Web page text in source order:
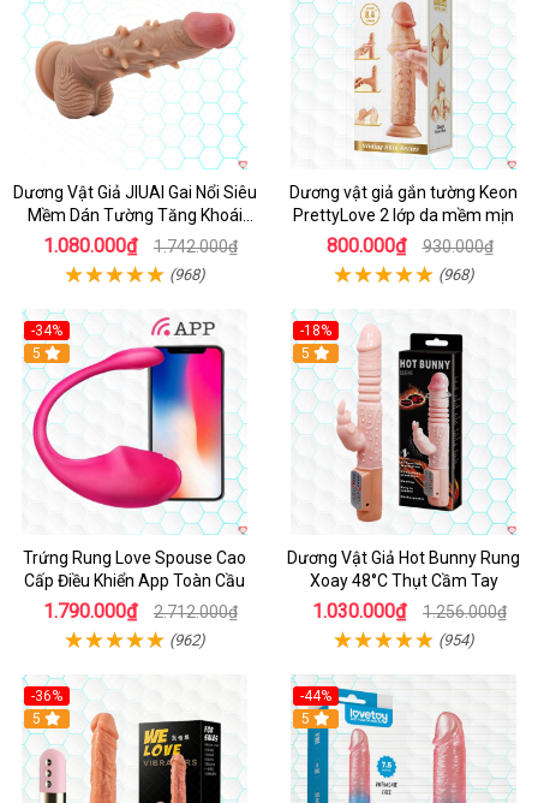
Dương Vật Giả JIUAI Gai Nổi Siêu
Mềm Dán Tường Tăng Khoái
Cảm
1.080.000₫ 1.742.000₫
(968)
Dương vật giả gắn tường Keon
PrettyLove 2 lớp da mềm mịn
800.000₫ 930.000₫
(968)
-34%
5
Trứng Rung Love Spouse Cao
Cấp Điều Khiển App Toàn Cầu
1.790.000₫ 2.712.000₫
(962)
-18%
Hot
5
Dương Vật Giả Hot Bunny Rung
Xoay 48°C Thụt Cầm Tay
1.030.000₫ 1.256.000₫
(954)
-36%
5
-44%
Hot
5